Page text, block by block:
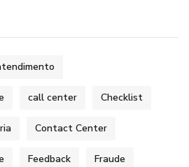
call center Checklist
Contact Center
Feedback Fraude